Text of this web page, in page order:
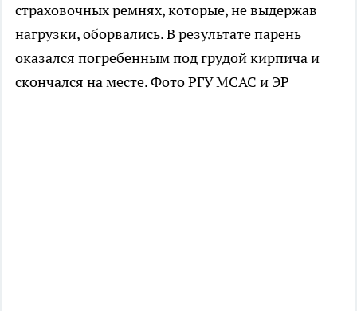
страховочных ремнях, которые, не выдержав
нагрузки, оборвались. В результате парень
оказался погребенным под грудой кирпича и
скончался на месте. Фото РГУ МСАС и ЭР